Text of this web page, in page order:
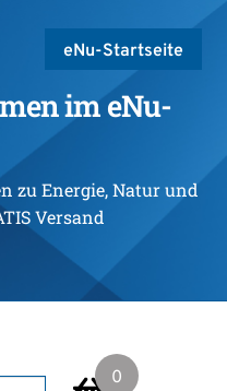
eNu-Startseite
im eNu-
zu Energie, Natur und
Versand
0